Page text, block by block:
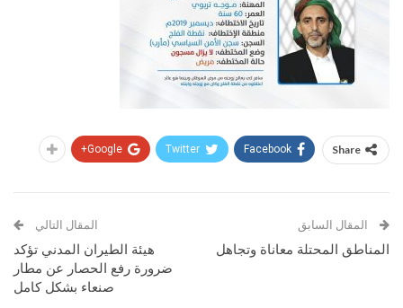
Share
Facebook
Twitter
Google+
المقال السابق
المناطق المحتلة معاناة وتجاهل
المقال التالي
هيئة الطيران المدني تؤكد
ضرورة رفع الحصار عن مطار
صنعاء بشكل كامل